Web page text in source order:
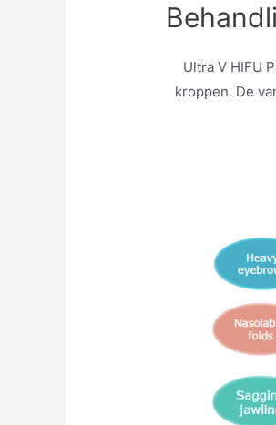
Ultra V HIFU
kroppen. De